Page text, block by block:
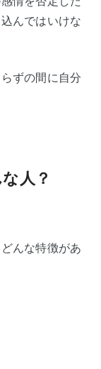
んではいけな
ずの間に自分
人？
んな特徴があ